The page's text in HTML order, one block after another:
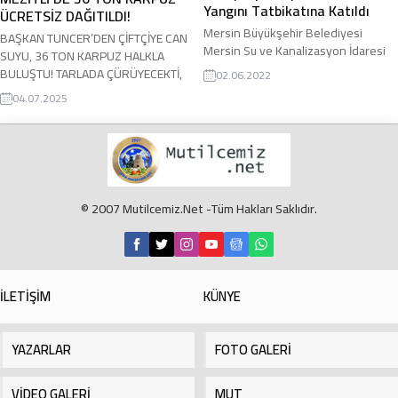
hayata geçirilen ‘Mahalle Mutfakları’,
geçim...
ÜCRETSİZ DAĞITILDI!
BAŞKAN TUNCER’DEN ÇİFTÇİYE CAN
SUYU, 36 TON KARPUZ HALKLA
BULUŞTU! TARLADA ÇÜRÜYECEKTİ,
SOFRALARA ULAŞTI, MEZİTLİ’DE 36
TON KARPUZ ÜCRETSİZ DAĞITILDI!
04.07.2025
Yangını Tatbikatına Katıldı
Mersin Büyükşehir Belediyesi
Mersin Su ve Kanalizasyon İdaresi
(MESKİ) Genel Müdürlüğü, 2022
yılının ‘Afet Tatbikat Yılı’ ilan edilmesi
Mersin’de eş zamanlı olarak yapılan
“Orman Yangını” konulu tatbikata
katıldı. Tatbikat başarılı bir şekilde
uygulandı Mersin İl Afet ve Acil
Durum Müdürlüğü ve Orman Bölge
Müdürlüğü koordinasyonunda ilgili
diğer...
02.06.2022
© 2007 Mutilcemiz.Net -Tüm Hakları Saklıdır.
İLETİŞİM KÜNYE
YAZARLAR
FOTO GALERİ